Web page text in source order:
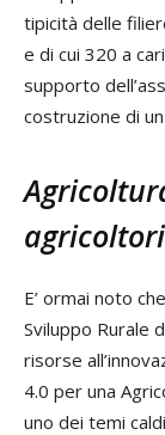
tipicità delle
e di cui 320 a
supporto
costruzione di
agricoltori
E’ ormai noto
Sviluppo Rurale
risorse
4.0 per una
uno dei temi